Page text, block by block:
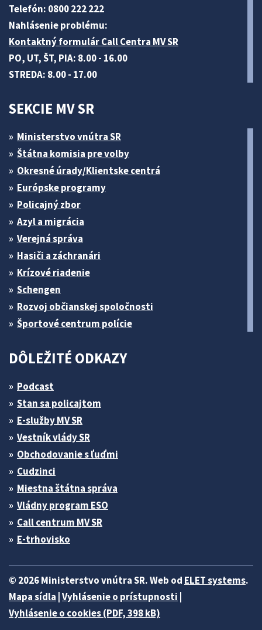
Telefón: 0800 222 222
Nahlásenie problému:
Kontaktný formulár Call Centra MV SR
PO, UT, ŠT, PIA: 8.00 - 16.00
STREDA: 8.00 - 17.00
SEKCIE MV SR
Ministerstvo vnútra SR
Štátna komisia pre volby
Okresné úrady/Klientske centrá
Európske programy
Policajný zbor
Azyl a migrácia
Verejná správa
Hasiči a záchranári
Krízové riadenie
Schengen
Rozvoj občianskej spoločnosti
Športové centrum polície
DÔLEŽITÉ ODKAZY
Podcast
Stan sa policajtom
E-služby MV SR
Vestník vlády SR
Obchodovanie s ľuďmi
Cudzinci
Miestna štátna správa
Vládny program ESO
Call centrum MV SR
E-trhovisko
© 2026 Ministerstvo vnútra SR. Web od ELET systems.
Mapa sídla Vyhlásenie o prístupnosti
Vyhlásenie o cookies (PDF, 398 kB)